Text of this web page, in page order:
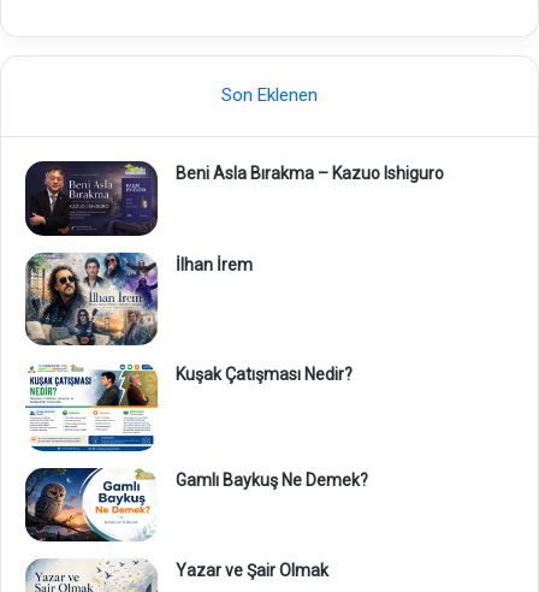
Son Eklenen
Beni Asla Bırakma – Kazuo Ishiguro
İlhan İrem
Kuşak Çatışması Nedir?
Gamlı Baykuş Ne Demek?
Yazar ve Şair Olmak